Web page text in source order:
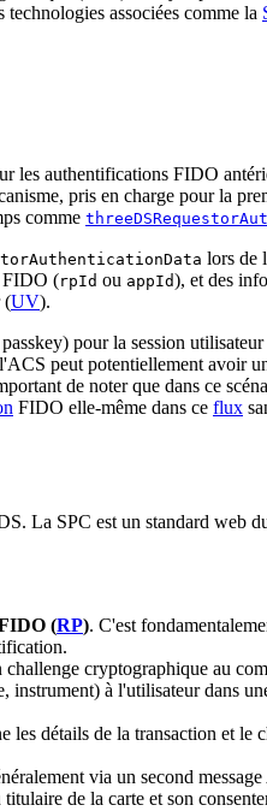
associées comme la
les authentifications FIDO
pris en charge pour la
comme
lors de
FIDO (rpId ou appId), et des
(UV).
pour la session
peut potentiellement avoir
de noter que dans ce
FIDO elle-même dans ce flux
La SPC est un standard web
(RP). C'est
cryptographique au
à l'utilisateur dans
les détails de la transaction et le
via un second
de la carte et son